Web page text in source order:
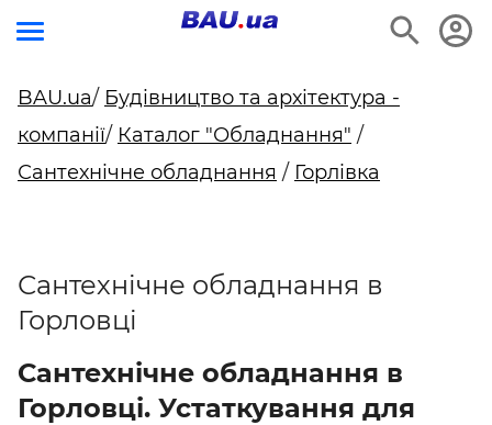
BAU.ua/ Будівництво та архітектура -
компанії/ Каталог "Обладнання" /
Сантехнічне обладнання / Горлівка
Сантехнічне обладнання в
Горловці
Сантехнічне обладнання в
Горловці. Устаткування для